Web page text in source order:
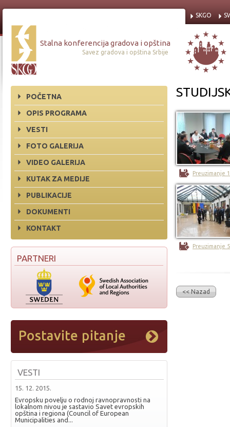
Stalna konferencija gradova i opština
Savez gradova i opština Srbije
SKGO
POČETNA
OPIS PROGRAMA
VESTI
FOTO GALERIJA
VIDEO GALERIJA
KUTAK ZA MEDIJE
PUBLIKACIJE
DOKUMENTI
KONTAKT
PARTNERI
VESTI
15. 12. 2015.
Evropsku povelju o rodnoj ravnopravnosti na
lokalnom nivou je sastavio Savet evropskih
opština i regiona (Council of European
Municipalities and...
Preuzimanje
Preuzimanje
<< Nazad